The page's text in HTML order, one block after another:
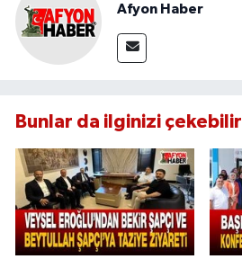
Afyon Haber
Bunlar da ilginizi çekebilir